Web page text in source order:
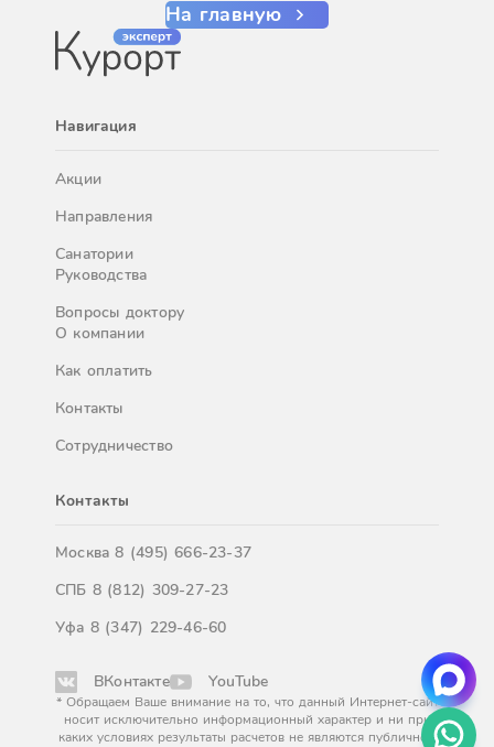
На главную
Навигация
Акции
Направления
Санатории
Руководства
Вопросы доктору
О компании
Как оплатить
Контакты
Сотрудничество
Контакты
Москва8 (495) 666-23-37
СПБ 8 (812) 309-27-23
Уфа 8 (347) 229-46-60
ВКонтакте YouTube
* Обращаем Ваше внимание на то, что данный Интернет-сайт
носит исключительно информационный характер и ни при
каких условиях результаты расчетов не являются публичной